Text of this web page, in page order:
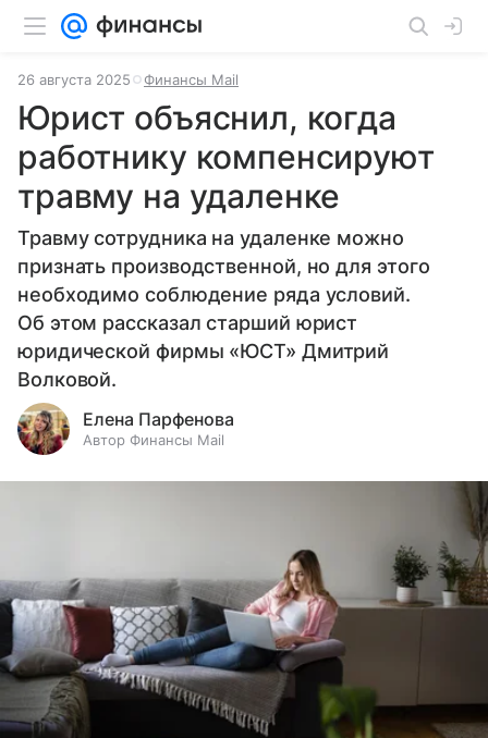
26 августа 2025 Финансы Mail
Юрист объяснил, когда
работнику компенсируют
травму на удаленке
Травму сотрудника на удаленке можно
признать производственной, но для этого
необходимо соблюдение ряда условий.
Об этом рассказал старший юрист
юридической фирмы «ЮСТ» Дмитрий
Волковой.
Елена Парфенова
Автор Финансы Mail